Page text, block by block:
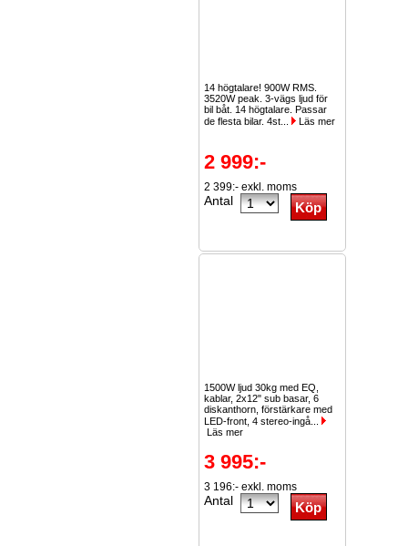
14 högtalare! 900W RMS.
3520W peak. 3-vägs ljud för
bil båt. 14 högtalare. Passar
de flesta bilar. 4st...
Läs mer
2 999:-
2 399:- exkl. moms
Antal
1500W ljud 30kg med EQ,
kablar, 2x12" sub basar, 6
diskanthorn, förstärkare med
LED-front, 4 stereo-ingå...
Läs mer
3 995:-
3 196:- exkl. moms
Antal